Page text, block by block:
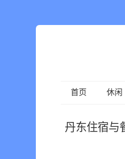
首页 休闲
丹东住宿与